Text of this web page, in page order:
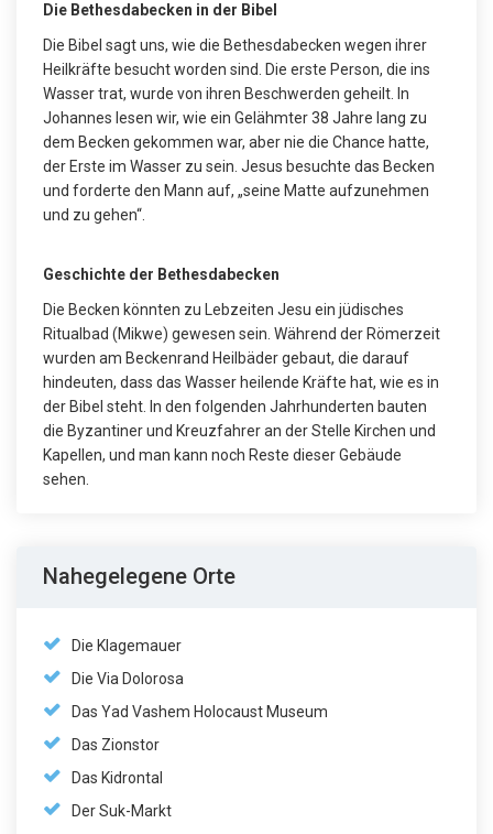
Die Bethesdabecken in der Bibel
Die Bibel sagt uns, wie die Bethesdabecken wegen ihrer
Heilkräfte besucht worden sind. Die erste Person, die ins
Wasser trat, wurde von ihren Beschwerden geheilt. In
Johannes lesen wir, wie ein Gelähmter 38 Jahre lang zu
dem Becken gekommen war, aber nie die Chance hatte,
der Erste im Wasser zu sein. Jesus besuchte das Becken
und forderte den Mann auf, „seine Matte aufzunehmen
und zu gehen“.
Geschichte der Bethesdabecken
Die Becken könnten zu Lebzeiten Jesu ein jüdisches
Ritualbad (Mikwe) gewesen sein. Während der Römerzeit
wurden am Beckenrand Heilbäder gebaut, die darauf
hindeuten, dass das Wasser heilende Kräfte hat, wie es in
der Bibel steht. In den folgenden Jahrhunderten bauten
die Byzantiner und Kreuzfahrer an der Stelle Kirchen und
Kapellen, und man kann noch Reste dieser Gebäude
sehen.
Nahegelegene Orte
Die Klagemauer
Die Via Dolorosa
Das Yad Vashem Holocaust Museum
Das Zionstor
Das Kidrontal
Der Suk-Markt